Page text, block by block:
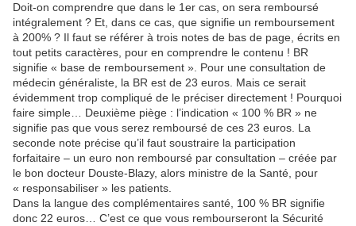
Doit-on comprendre que dans le 1er cas, on sera remboursé
intégralement ? Et, dans ce cas, que signifie un remboursement
à 200% ? Il faut se référer à trois notes de bas de page, écrits en
tout petits caractères, pour en comprendre le contenu ! BR
signifie « base de remboursement ». Pour une consultation de
médecin généraliste, la BR est de 23 euros. Mais ce serait
évidemment trop compliqué de le préciser directement ! Pourquoi
faire simple… Deuxième piège : l’indication « 100 % BR » ne
signifie pas que vous serez remboursé de ces 23 euros. La
seconde note précise qu’il faut soustraire la participation
forfaitaire – un euro non remboursé par consultation – créée par
le bon docteur Douste-Blazy, alors ministre de la Santé, pour
« responsabiliser » les patients.
Dans la langue des complémentaires santé, 100 % BR signifie
donc 22 euros… C’est ce que vous rembourseront la Sécurité